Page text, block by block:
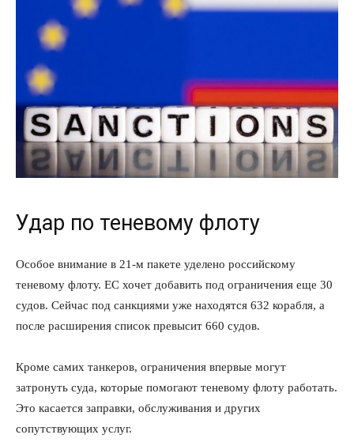
Удар по теневому флоту
Особое внимание в 21-м пакете уделено российскому
теневому флоту. ЕС хочет добавить под ограничения еще 30
судов. Сейчас под санкциями уже находятся 632 корабля, а
после расширения список превысит 660 судов.
Кроме самих танкеров, ограничения впервые могут
затронуть суда, которые помогают теневому флоту работать.
Это касается заправки, обслуживания и других
сопутствующих услуг.